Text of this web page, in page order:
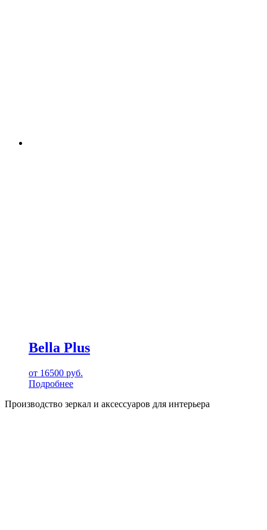
Bella Plus
от 16500 руб.
Подробнее
Производство зеркал и аксессуаров для интерьера